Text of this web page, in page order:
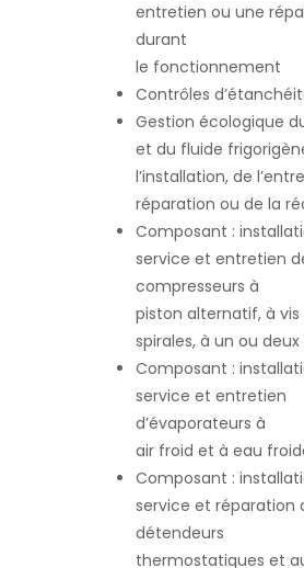
entretien ou une
durant
le fonctionnement
Contrôles
Gestion écologique
et du fluide
l’installation, de
réparation ou de la
Composant :
service et entretien
compresseurs à
piston alternatif, à vis
spirales, à un ou
Composant :
service et entretien
d’évaporateurs à
air froid et à eau
Composant :
service et réparation
détendeurs
thermostatiques et